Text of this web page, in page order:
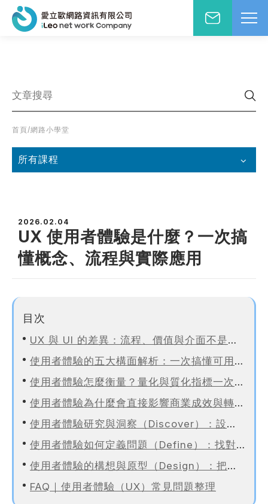
首頁/網路小學堂
所有課程
2026.02.04
UX 使用者體驗是什麼？一次搞
懂概念、流程與實際應用
目次
UX 與 UI 的差異：流程、價值與介面不是同一件事
使用者體驗的五大構面解析：一次搞懂可用性五要素
使用者體驗怎麼衡量？量化與質化指標一次說清楚
使用者體驗為什麼會直接影響商業成效與轉換率？
使用者體驗研究與洞察（Discover）：設計前一定要先理解使用者
使用者體驗如何定義問題（Define）：找對痛點，設計才不會白做
使用者體驗的構想與原型（Design）：把抽象體驗轉成具體畫面
FAQ｜使用者體驗（UX）常見問題整理
人姓名※
先生 小姐
信箱 ※
名稱
類型 ※
網址
小學堂
設計案例
設計報價
架站低成本
高轉單行銷利器
設計服務
網站設計
旅宿網站設計
網站設計
化網站設計
網站設計